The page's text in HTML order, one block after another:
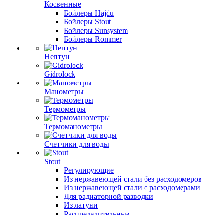
Косвенные
Бойлеры Hajdu
Бойлеры Stout
Бойлеры Sunsystem
Бойлеры Rommer
Нептун
Gidrolock
Манометры
Термометры
Термоманометры
Счетчики для воды
Stout
Регулирующие
Из нержавеющей стали без расходомеров
Из нержавеющей стали с расходомерами
Для радиаторной разводки
Из латуни